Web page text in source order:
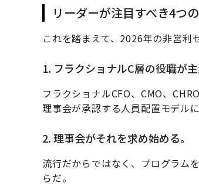
リーダーが注目すべき4つ
これを踏まえて、2026年の非営利
1. フラクショナルC層の役職が主
フラクショナルCFO、CMO、
理事会が承認する人員配置モデルに
2. 理事会がそれを求め始める。
流行だからではなく、プログラム
らだ。